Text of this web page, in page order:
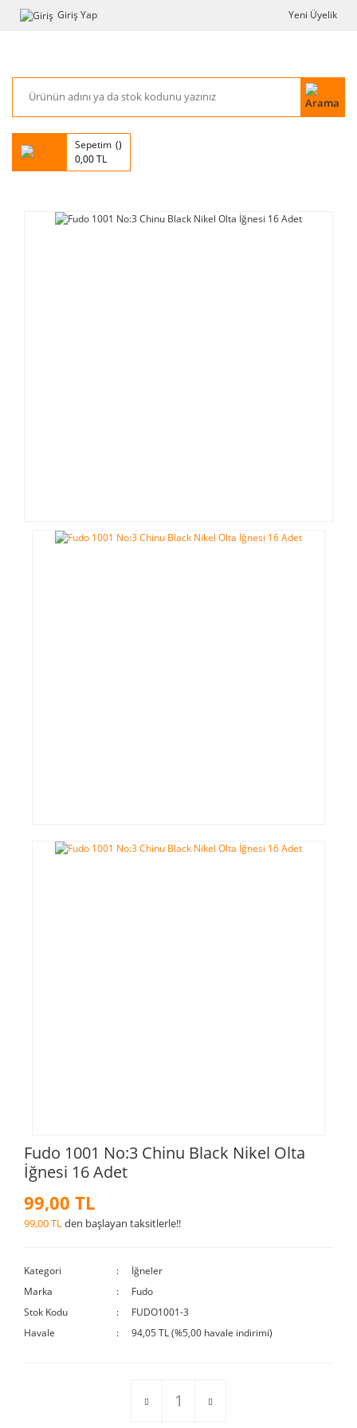
Giriş Yap Yeni Üyelik
Sepetim
0,00 TL
Fudo 1001 No:3 Chinu Black Nikel Olta
İğnesi 16 Adet
99,00 TL
99,00 TLden başlayan taksitlerle!!
Kategori
İğneler
Marka
Fudo
Stok Kodu
FUDO1001-3
Havale
94,05 TL (%5,00 havale indirimi)